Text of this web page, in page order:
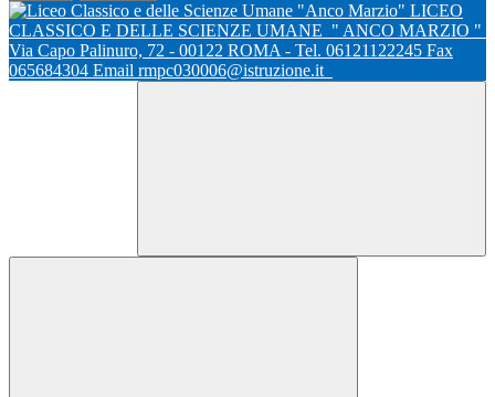
LICEO
CLASSICO E DELLE SCIENZE UMANE " ANCO MARZIO "
Via Capo Palinuro, 72 - 00122 ROMA - Tel. 06121122245 Fax
065684304 Email rmpc030006@istruzione.it